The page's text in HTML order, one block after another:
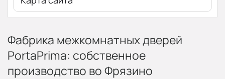
Фабрика межкомнатных дверей
PortaPrima: собственное
производство во Фрязино